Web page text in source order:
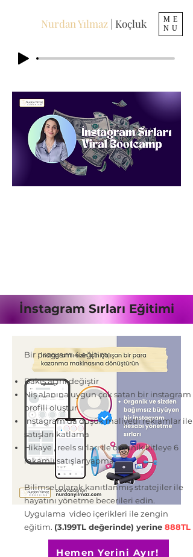
ME
NU
Nurdan Yılmaz | Koçluk
İnstagram Sırları Eğitimi
Bir program 4 eğitim;
Bakış açını değiştir
Niş alanına uygun çok satan bir instagram
profili oluştur
İnstagram'da düşük maliyetli reklamlar ile
satışları katlama
Hikaye , reels sırları ile organik kitleye 6
rakamlı satışlar yapma
Bilimsel olarak kanıtlanmış stratejiler ile
hayatını yönetme becerileri edin.
Uygulama video içerikleri ile zengin
eğitim. (3.199TL değerinde) yerine 888TL
Hemen Yerini Ayır!